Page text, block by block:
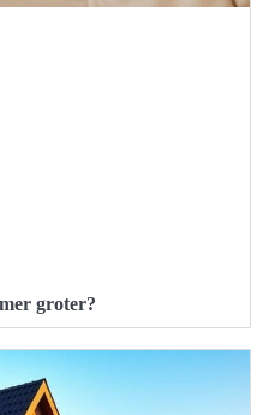
groter?